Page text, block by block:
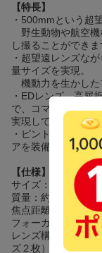
【特長】
・500mmという超
野生動物や航空機
し撮ることができま
・超望遠レンズな
量サイズを実現。
機動力を生かした
・EDレンズ、高屈
で、コマ収差や色
実現しています。
・ピントリングと
アを装備し、動画
【仕様】
サイズ：約
質量：約1570g
焦点距離：500mm
フォーカス：MF（
レンズ構成：５群
ズ２枚）